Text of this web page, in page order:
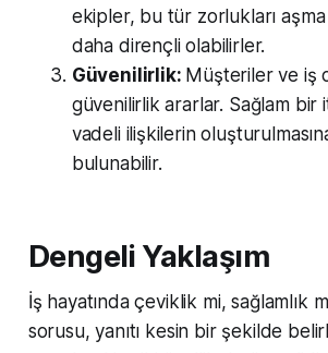
ekipler, bu tür zorlukları
daha dirençli olabilirler.
Güvenilirlik: Müşteriler ve iş
güvenilirlik ararlar. Sağlam bir
vadeli ilişkilerin
bulunabilir.
Dengeli Yaklaşım
İş hayatında çeviklik mi, sağlamlık
sorusu, yanıtı kesin bir şekilde